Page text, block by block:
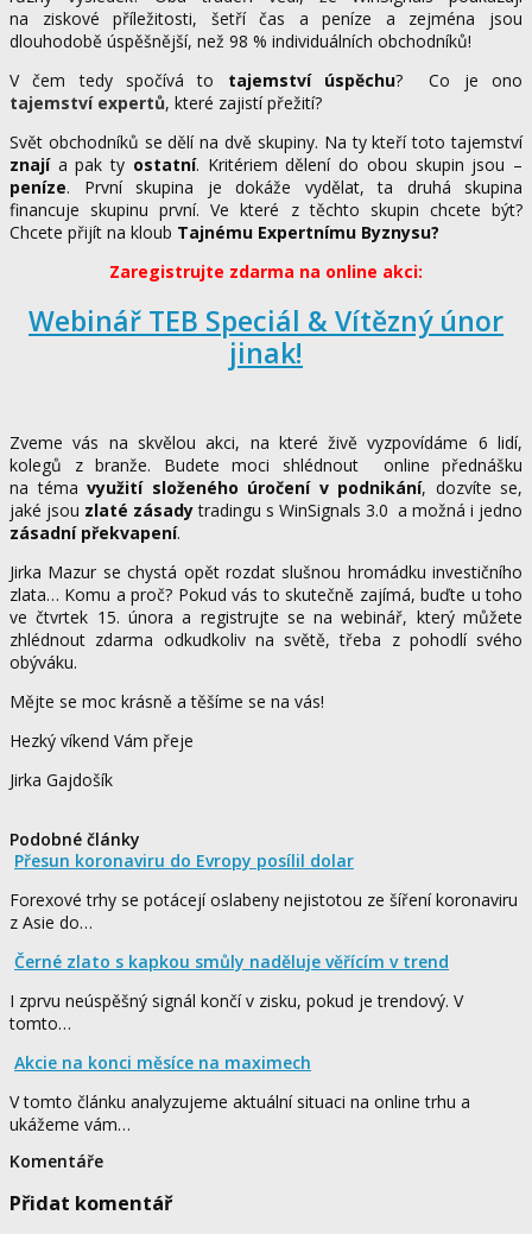
na ziskové příležitosti, šetří čas a peníze a zejména jsou
dlouhodobě úspěšnější, než 98 % individuálních obchodníků!
V čem tedy spočívá to tajemství úspěchu? Co je ono
tajemství expertů, které zajistí přežití?
Svět obchodníků se dělí na dvě skupiny. Na ty kteří toto tajemství
znají a pak ty ostatní. Kritériem dělení do obou skupin jsou –
peníze. První skupina je dokáže vydělat, ta druhá skupina
financuje skupinu první. Ve které z těchto skupin chcete být?
Chcete přijít na kloub Tajnému Expertnímu Byznysu?
Zaregistrujte zdarma na online akci:
Webinář TEB Speciál & Vítězný únor
jinak!
Zveme vás na skvělou akci, na které živě vyzpovídáme 6 lidí,
kolegů z branže. Budete moci shlédnout online přednášku
na téma využití složeného úročení v podnikání, dozvíte se,
jaké jsou zlaté zásadytradingu s WinSignals 3.0 a možná i jedno
zásadní překvapení.
Jirka Mazur se chystá opět rozdat slušnou hromádku investičního
zlata… Komu a proč? Pokud vás to skutečně zajímá, buďte u toho
ve čtvrtek 15. února a registrujte se na webinář, který můžete
zhlédnout zdarma odkudkoliv na světě, třeba z pohodlí svého
obýváku.
Mějte se moc krásně a těšíme se na vás!
Hezký víkend Vám přeje
Jirka Gajdošík
Podobné články
Přesun koronaviru do Evropy posílil dolar
Forexové trhy se potácejí oslabeny nejistotou ze šíření koronaviru
z Asie do…
Černé zlato s kapkou smůly naděluje věřícím v trend
I zprvu neúspěšný signál končí v zisku, pokud je trendový. V
tomto…
Akcie na konci měsíce na maximech
V tomto článku analyzujeme aktuální situaci na online trhu a
ukážeme vám…
Komentáře
Přidat komentář